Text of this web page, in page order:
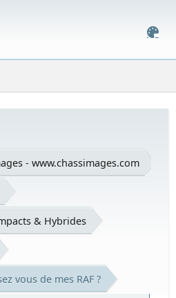
- www.chassimages.com
& Hybrides
vous de mes RAF ?